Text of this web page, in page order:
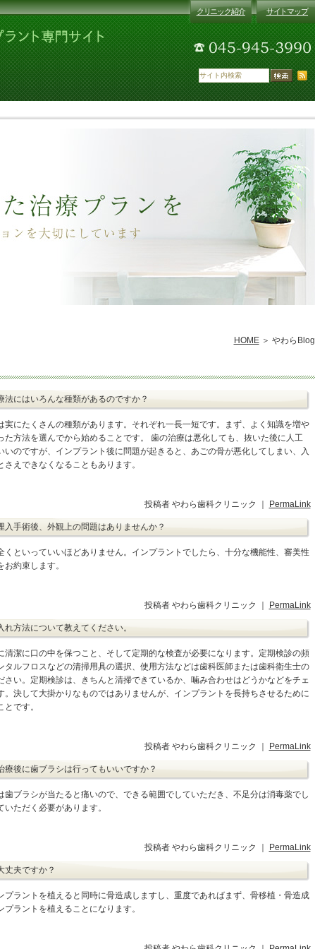
クリニック紹介 サイトマップ
HOME やわらBlog
法にはいろんな種類があるのですか？
実にたくさんの種類があります。それぞれ一長一短です。まず、よく知識を増や
た方法を選んでから始めることです。 歯の治療は悪化しても、抜いた後に人工
いのですが、インプラント後に問題が起きると、あごの骨が悪化してしまい、入
さえできなくなることもあります。
投稿者 やわら歯科クリニック ｜ PermaLink
入手術後、外観上の問題はありませんか？
くといっていいほどありません。インプラントでしたら、十分な機能性、審美性
約束します。
投稿者 やわら歯科クリニック ｜ PermaLink
れ方法について教えてください。
清潔に口の中を保つこと、そして定期的な検査が必要になります。定期検診の頻
タルフロスなどの清掃用具の選択、使用方法などは歯科医師または歯科衛生士の
さい。定期検診は、きちんと清掃できているか、噛み合わせはどうかなどをチェ
。決して大掛かりなものではありませんが、インプラントを長持ちさせるために
です。
投稿者 やわら歯科クリニック ｜ PermaLink
療後に歯ブラシは行ってもいいですか？
歯ブラシが当たると痛いので、できる範囲でしていただき、不足分は消毒薬でし
いただく必要があります。
投稿者 やわら歯科クリニック ｜ PermaLink
丈夫ですか？
プラントを植えると同時に骨造成しますし、重度であればまず、骨移植・骨造成
プラントを植えることになります。